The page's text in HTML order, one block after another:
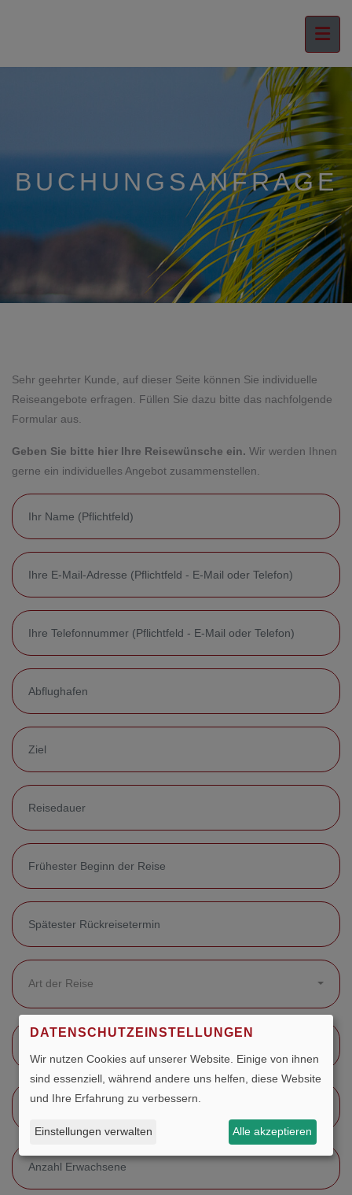
BUCHUNGSANFRAGE
Sehr geehrter Kunde, auf dieser Seite können Sie individuelle
Reiseangebote erfragen. Füllen Sie dazu bitte das nachfolgende
Formular aus.
Geben Sie bitte hier Ihre Reisewünsche ein. Wir werden Ihnen
gerne ein individuelles Angebot zusammenstellen.
Art der Reise
Gewünschte Hotelklasse
DATENSCHUTZEINSTELLUNGEN
Wir nutzen Cookies auf unserer Website. Einige von ihnen
sind essenziell, während andere uns helfen, diese Website
und Ihre Erfahrung zu verbessern.
Einstellungen verwalten Alle akzeptieren